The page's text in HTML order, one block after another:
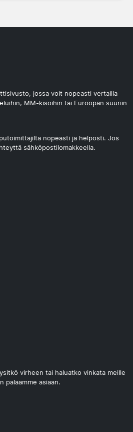
jossa voit nopeasti vertailla
MM-kisoihin tai Euroopan suuriin
nopeasti ja helposti. Jos
sähköpostilomakkeella.
virheen tai haluatko vinkata meille
palaamme asiaan.